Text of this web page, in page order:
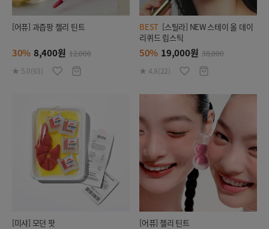
[어퓨] 과즙팡 젤리 틴트
30% 8,400원 12,000
★ 5.0(63)
BEST [스틸라] NEW 스테이 올 데이
리퀴드 립스틱
50% 19,000원 38,000
★ 4.8(22)
[미샤] 모던 팟 [어퓨] 젤리 틴트